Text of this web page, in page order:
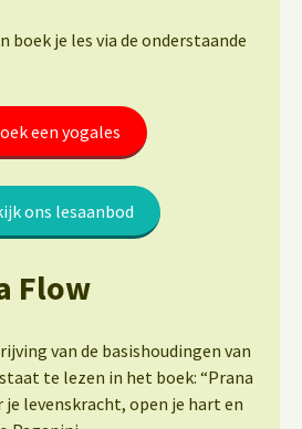
boek je les via de onderstaande
een yogales
ons lesaanbod
Flow
van de basishoudingen van
te lezen in het boek: “Prana
je levenskracht, open je hart en